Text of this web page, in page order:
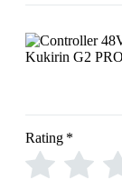
Rating *